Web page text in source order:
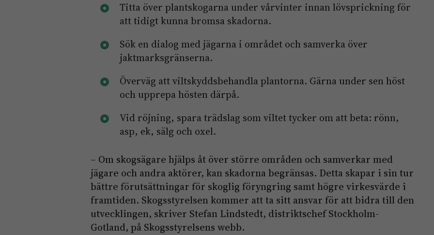
Titta över plantskogarna under vårvinter innan lövsprickning för
att tidigt kunna bromsa skadorna.
Sök en dialog med jägarna i området och samverka över
jaktmarksgränserna.
Överväg att viltskyddsbehandla plantorna. Gärna under sen höst
och upprepa hösten därpå.
Vid röjning, spara trädslag som viltet tycker om att beta: rönn,
asp, ek, sälg och oxel.
– Om skogsägare hjälps åt över större områden och samverkar med
jägare och andra aktörer, kan skadorna begränsas. Detta skapar i sin tur
bättre förutsättningar för skoglig föryngring samt högre virkesvärde i
framtiden. Skogsstyrelsen kommer att ta sitt ansvar för att bidra till den
utvecklingen, skriver Stefan Lindstedt, distriktschef Stockholm-
Gotland, på Skogsstyrelsens webb.